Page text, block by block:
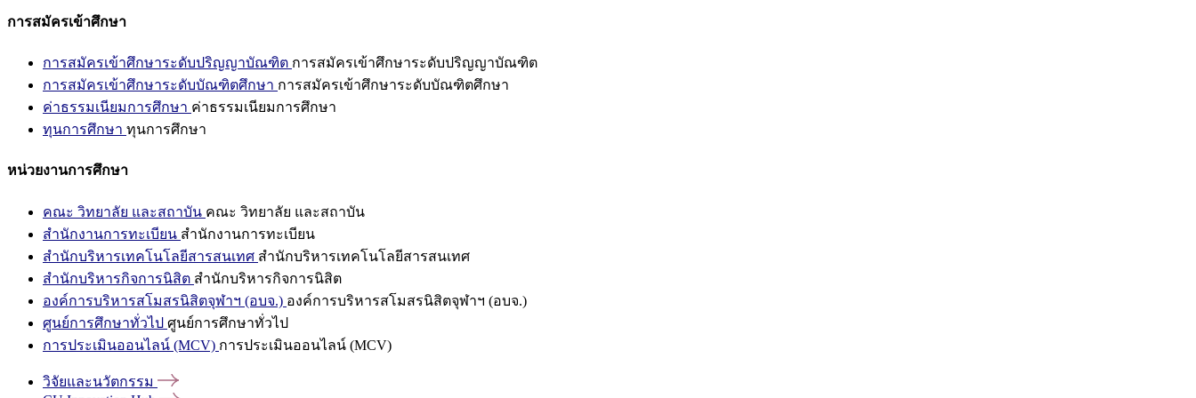
การสมัครเข้าศึกษา
การสมัครเข้าศึกษาระดับปริญญาบัณฑิต การสมัครเข้าศึกษาระดับปริญญาบัณฑิต
การสมัครเข้าศึกษาระดับบัณฑิตศึกษา การสมัครเข้าศึกษาระดับบัณฑิตศึกษา
ค่าธรรมเนียมการศึกษา ค่าธรรมเนียมการศึกษา
ทุนการศึกษา ทุนการศึกษา
หน่วยงานการศึกษา
คณะ วิทยาลัย และสถาบัน คณะ วิทยาลัย และสถาบัน
สำนักงานการทะเบียน สำนักงานการทะเบียน
สำนักบริหารเทคโนโลยีสารสนเทศ สำนักบริหารเทคโนโลยีสารสนเทศ
สำนักบริหารกิจการนิสิต สำนักบริหารกิจการนิสิต
องค์การบริหารสโมสรนิสิตจุฬาฯ (อบจ.) องค์การบริหารสโมสรนิสิตจุฬาฯ (อบจ.)
ศูนย์การศึกษาทั่วไป ศูนย์การศึกษาทั่วไป
การประเมินออนไลน์ (MCV) การประเมินออนไลน์ (MCV)
วิจัยและนวัตกรรม